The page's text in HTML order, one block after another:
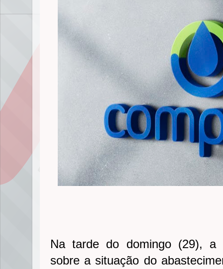
Na tarde do domingo (29), a
sobre a situação do